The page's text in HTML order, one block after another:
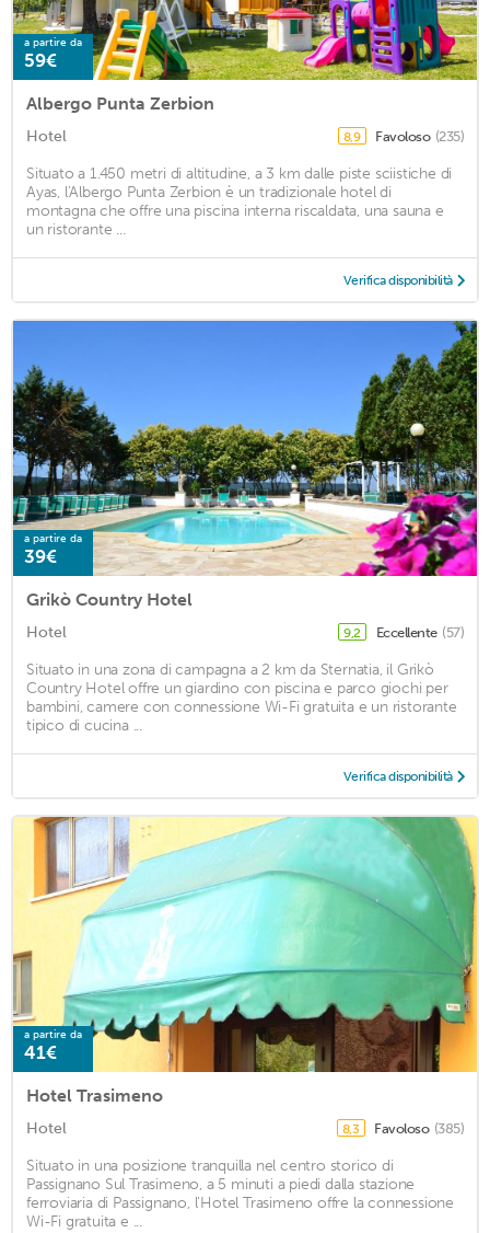
a partire da
59€
Albergo Punta Zerbion
Hotel 8,9 Favoloso (235)
Situato a 1.450 metri di altitudine, a 3 km dalle piste sciistiche di
Ayas, l'Albergo Punta Zerbion è un tradizionale hotel di
montagna che offre una piscina interna riscaldata, una sauna e
un ristorante ...
Verifica disponibilità
a partire da
39€
Grikò Country Hotel
Hotel 9,2 Eccellente (57)
Situato in una zona di campagna a 2 km da Sternatia, il Grikò
Country Hotel offre un giardino con piscina e parco giochi per
bambini, camere con connessione Wi-Fi gratuita e un ristorante
tipico di cucina ...
Verifica disponibilità
a partire da
41€
Hotel Trasimeno
Hotel 8,3 Favoloso (385)
Situato in una posizione tranquilla nel centro storico di
Passignano Sul Trasimeno, a 5 minuti a piedi dalla stazione
ferroviaria di Passignano, l'Hotel Trasimeno offre la connessione
Wi-Fi gratuita e ...